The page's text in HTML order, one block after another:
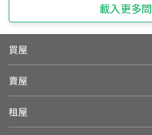
載入更多
買屋
賣屋
租屋